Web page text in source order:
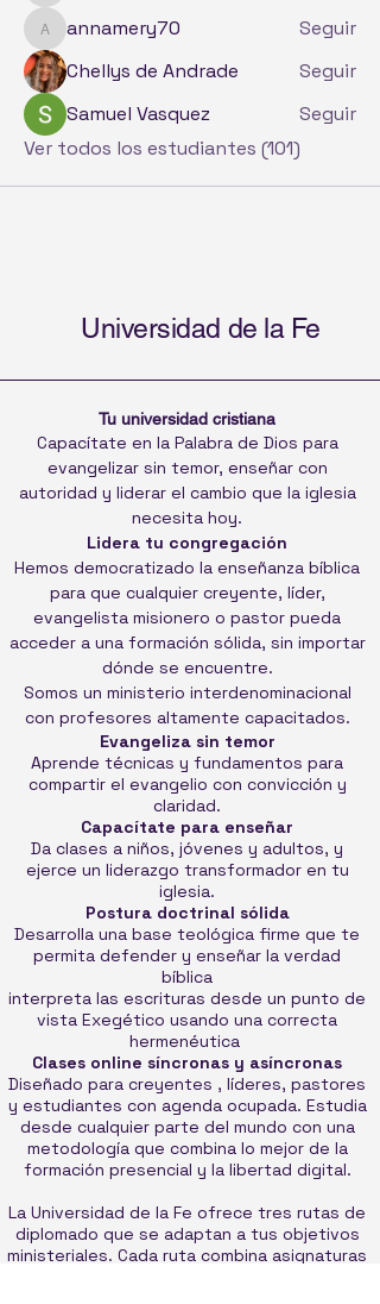
annamery70
annamery70
Seguir
Chellys de Andrade
Seguir
Samuel Vasquez
Seguir
Ver todos los estudiantes (101)
Universidad de la Fe
Tu universidad cristiana
Capacítate en la Palabra de Dios para
evangelizar sin temor, enseñar con
autoridad y liderar el cambio que la iglesia
necesita hoy.
Lidera tu congregación
Hemos democratizado la enseñanza bíblica
para que cualquier creyente, líder,
evangelista misionero o pastor pueda
acceder a una formación sólida, sin importar
dónde se encuentre.
Somos un ministerio interdenominacional
con profesores altamente capacitados.
Evangeliza sin temor
Aprende técnicas y fundamentos para
compartir el evangelio con convicción y
claridad.
Capacítate para enseñar
Da clases a niños, jóvenes y adultos, y
ejerce un liderazgo transformador en tu
iglesia.
Postura doctrinal sólida
Desarrolla una base teológica firme que te
permita defender y enseñar la verdad
bíblica
interpreta las escrituras desde un punto de
vista Exegético usando una correcta
hermenéutica
Clases online síncronas y asíncronas
Diseñado para creyentes , líderes, pastores
y estudiantes con agenda ocupada. Estudia
desde cualquier parte del mundo con una
metodología que combina lo mejor de la
formación presencial y la libertad digital.
La Universidad de la Fe ofrece tres rutas de
diplomado que se adaptan a tus objetivos
ministeriales. Cada ruta combina asignaturas